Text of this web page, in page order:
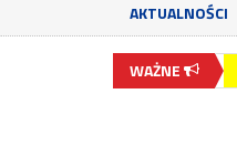
AKTUALNOŚCI
WAŻNE